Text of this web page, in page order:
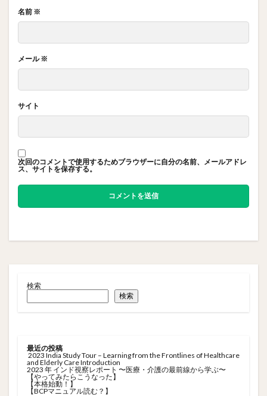
名前 ※
メール※
サイト
次回のコメントで使用するためブラウザーに自分の名前、メールアドレ
ス、サイトを保存する。
検索
検索
最近の投稿
2023 India Study Tour – Learning from the Frontlines of Healthcare
and Elderly Care Introduction
2023 年 インド視察レポート 〜医療・介護の最前線から学ぶ〜
【やってみたらこうなった】
【本格始動！】
【BCPマニュアル読む？】